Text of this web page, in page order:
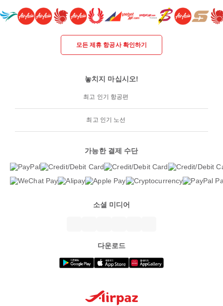
모든 제휴 항공사 확인하기
놓치지 마십시오!
최고 인기 항공편
최고 인기 노선
가능한 결제 수단
소셜 미디어
다운로드